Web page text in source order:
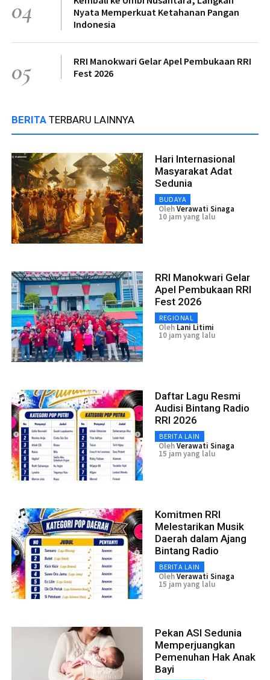
04
Nyata Memperkuat Ketahanan Pangan
Indonesia
05
RRI Manokwari Gelar Apel Pembukaan RRI
Fest 2026
BERITA TERBARU LAINNYA
Hari Internasional
Masyarakat Adat
Sedunia
BUDAYA
OlehVerawati Sinaga
10 jam yang lalu
RRI Manokwari Gelar
Apel Pembukaan RRI
Fest 2026
REGIONAL
Oleh Lani Litimi
10 jam yang lalu
Daftar Lagu Resmi
Audisi Bintang Radio
RRI 2026
BERITA LAIN
OlehVerawati Sinaga
15 jam yang lalu
Komitmen RRI
Melestarikan Musik
Daerah dalam Ajang
Bintang Radio
BERITA LAIN
OlehVerawati Sinaga
15 jam yang lalu
Pekan ASI Sedunia
Memperjuangkan
Pemenuhan Hak Anak
Bayi